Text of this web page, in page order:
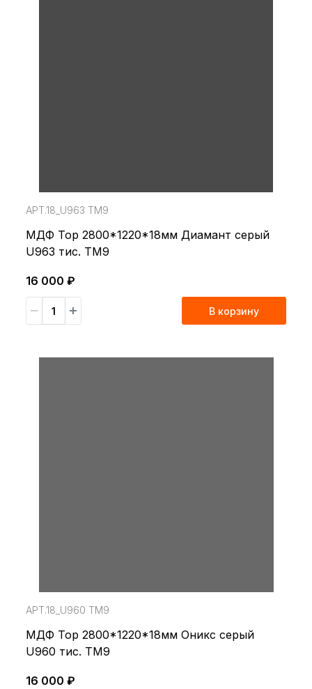
АРТ.18_U963 TM9
МДФ Top 2800*1220*18мм Диамант серый
U963 тис. TM9
16 000 ₽
В корзину
АРТ.18_U960 TM9
МДФ Top 2800*1220*18мм Оникс серый
U960 тис. TM9
16 000 ₽